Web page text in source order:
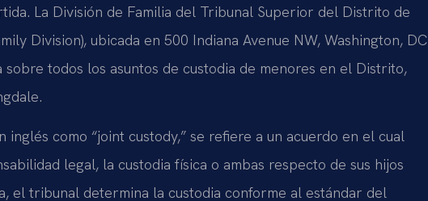
La División de Familia del Tribunal Superior del Distrito de
Division), ubicada en 500 Indiana Avenue NW, Washington, DC
todos los asuntos de custodia de menores en el Distrito,
inglés como “joint custody,” se refiere a un acuerdo en el cual
legal, la custodia física o ambas respecto de sus hijos
el tribunal determina la custodia conforme al estándar del